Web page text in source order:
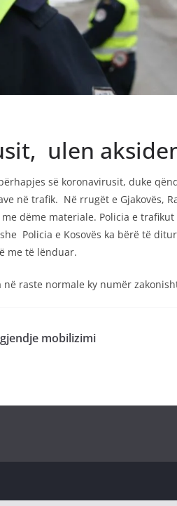
ulen
së koronavirusit, duke
në trafik. Në rrugët e Gjakovës,
dëme materiale. Policia e
Policia e Kosovës ka bërë të
me të lënduar.
raste normale ky numër
mobilizimi